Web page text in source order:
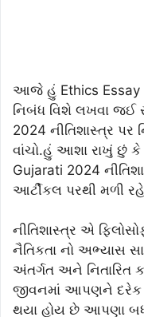
આજે હું Ethics Essay
નિબંધ વિશે લખવા જઈ
2024 નીતિશાસ્ત્ર
વાંચો.હું આશા રાખું છું કે
Gujarati 2024
આર્ટીકલ પરથી મળી
નીતિશાસ્ત્ર એ
નૈતિકતા નો અભ્યાસ
અંતર્ગત અને નિતારિત
જીવનમાં આપણને
થયા હોય છે આપણા